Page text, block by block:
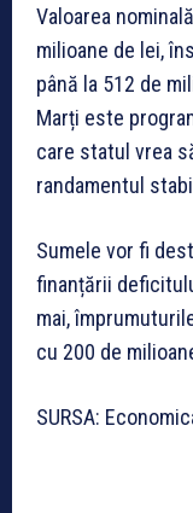
Valoarea
milioane de lei,
până la 512 de
Marți este
care statul vrea
randamentul
Sumele vor fi
finanțării
mai,
cu 200 de
SURSA: